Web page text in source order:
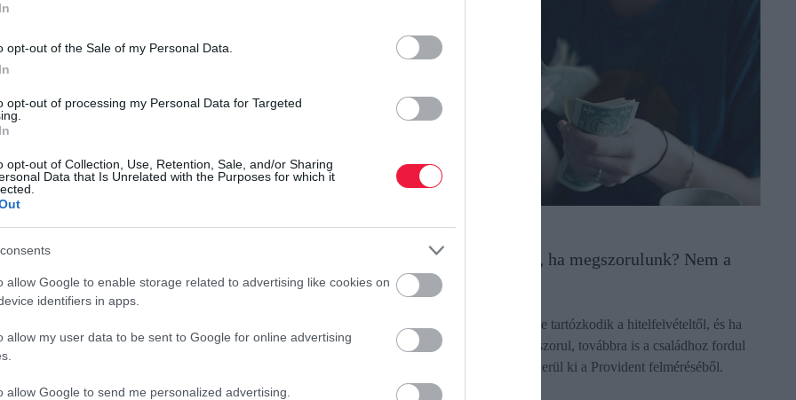
opt-out of the Sale of my Personal Data.
opt-out of processing my Personal Data for Targeted
opt-out of Collection, Use, Retention, Sale, and/or Sharing
Data that Is Unrelated with the Purposes for which it
allow Google to enable storage related to advertising like cookies on
identifiers in apps.
allow my user data to be sent to Google for online advertising
allow Google to send me personalized advertising.
a szakszervezeti oldalnak nem áll szándékában a
valóban tárgyalni szerettek volna a kormányzattal és
fordulnak már az egyeztetéseket megelőzően"
visszatérni a tárgyalásokhoz, úgy a kormányzat egy
ülésén a szakszervezeti oldal kezdeményezésére
dolgozók bérhelyzetéről a 2023-as reálkereset-
oldal azt indítványozta, hogy a reálkereset-csökkenés
2024-ben éves 25 százalékos bérfejlesztés történjen.
Dolgozók Szakszervezete (MKKSZ) szerint azonban a
intézkedést nem terveznek az állami és az
Közszolgálati Dolgozók Szakszervezetének (MKKSZ)
lemondta a tárgyalásokat az MKKSZ a mai
PÉNZ
Kitől kérünk kölcsön, ha megszorulunk? Nem a
bank az első
A magyar lakosság többsége tartózkodik a hitelfelvételtől, és ha
mégis pénzügyi segítségre szorul, továbbra is a családhoz fordul
először a bankok helyett - derül ki a Provident felméréséből.
rectangle